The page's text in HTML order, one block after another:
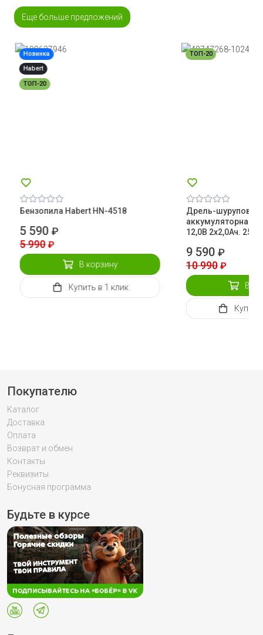
Еще больше предложений
Новинка
Habert
ТОП-20
Бензопила Habert HN-4518
5 590₽
5 990 ₽
В корзину
Купить в 1 клик
ТОП-20
Дрель-
аккумуляторная
12,0В 2х2,0Ач. 25/
9 590 ₽
10 990 ₽
В
Купить
Покупателю
Каталог
Доставка
Оплата
Возврат и обмен
Контакты
Реквизиты
Бонусная программа
Будьте в курсе